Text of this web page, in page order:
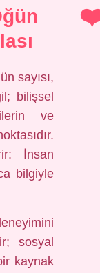
sayısı,
bilişsel
ve
İnsan
bilgiyle
sosyal
kaynak